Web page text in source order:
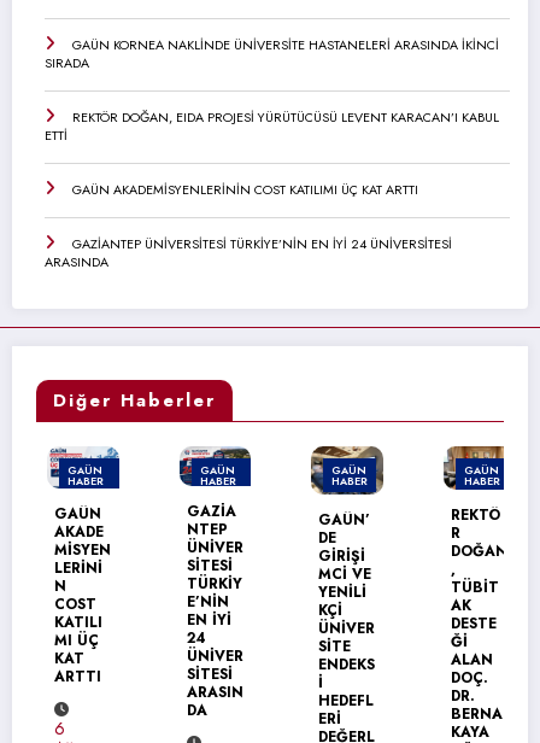
GAÜN KORNEA NAKLİNDE ÜNİVERSİTE HASTANELERİ ARASINDA İKİNCİ
SIRADA
REKTÖR DOĞAN, EIDA PROJESİ YÜRÜTÜCÜSÜ LEVENT KARACAN’I KABUL
ETTİ
GAÜN AKADEMİSYENLERİNİN COST KATILIMI ÜÇ KAT ARTTI
GAZİANTEP ÜNİVERSİTESİ TÜRKİYE’NİN EN İYİ 24 ÜNİVERSİTESİ
ARASINDA
Diğer Haberler
GAÜN
HABER
MANŞET
GAÜN
AKADE
MİSYEN
LERİNİ
COST
KATILI
MI ÜÇ
KAT
ARTTI
GAÜN
HABER
MANŞET
GAZİA
NTEP
ÜNİVER
SİTESİ
TÜRKİY
E’NİN
EN İYİ
24
ÜNİVER
SİTESİ
ARASIN
DA
GAÜN
HABER
GAÜN’
DE
GİRİŞİ
MCİ VE
YENİLİ
KÇİ
ÜNİVER
SİTE
ENDEKS
HEDEFL
ERİ
DEĞERL
GAÜN
HABER
REKTÖ
DOĞAN
TÜBİT
AK
DESTE
Ğİ
ALAN
DOÇ.
DR.
BERNA
KAYA